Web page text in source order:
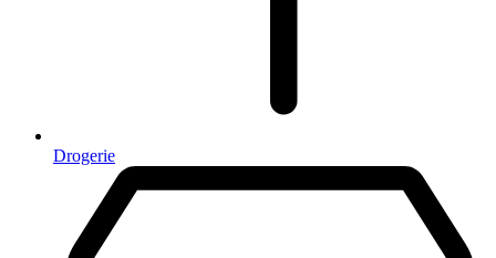
Drogerie